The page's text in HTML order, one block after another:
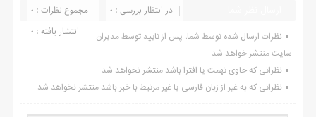
مجموع نظرات : 0
در انتظار بررسی : 0
انتشار یافته : ۰
نظرات ارسال شده توسط شما، پس از تایید توسط مدیران
سایت منتشر خواهد شد.
نظراتی که حاوی تهمت یا افترا باشد منتشر نخواهد شد.
نظراتی که به غیر از زبان فارسی یا غیر مرتبط با خبر باشد منتشر نخواهد شد.